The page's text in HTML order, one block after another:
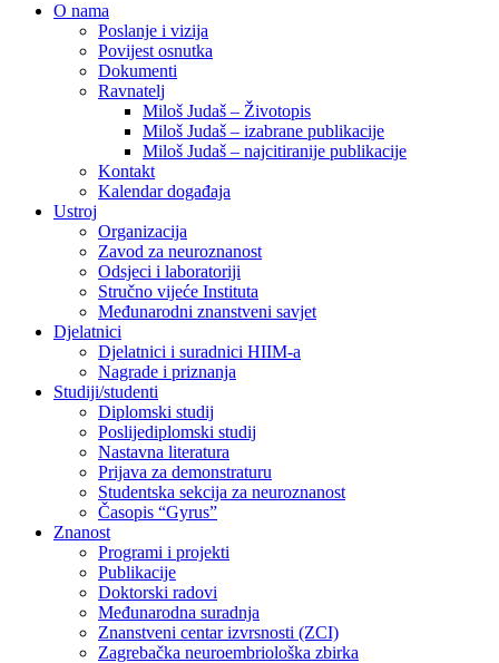
O nama
Poslanje i vizija
Povijest osnutka
Dokumenti
Ravnatelj
Miloš Judaš – Životopis
Miloš Judaš – izabrane publikacije
Miloš Judaš – najcitiranije publikacije
Kontakt
Kalendar događaja
Ustroj
Organizacija
Zavod za neuroznanost
Odsjeci i laboratoriji
Stručno vijeće Instituta
Međunarodni znanstveni savjet
Djelatnici
Djelatnici i suradnici HIIM-a
Nagrade i priznanja
Studiji/studenti
Diplomski studij
Poslijediplomski studij
Nastavna literatura
Prijava za demonstraturu
Studentska sekcija za neuroznanost
Časopis “Gyrus”
Znanost
Programi i projekti
Publikacije
Doktorski radovi
Međunarodna suradnja
Znanstveni centar izvrsnosti (ZCI)
Zagrebačka neuroembriološka zbirka